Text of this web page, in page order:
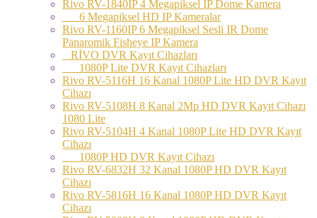
Rivo RV-1840IP 4 Megapiksel IP Dome Kamera
6 Megapiksel HD IP Kameralar
Rivo RV-1160IP 6 Megapiksel Sesli IR Dome
Panaromik Fisheye IP Kamera
RİVO DVR Kayıt Cihazları
1080P Lite DVR Kayıt Cihazları
Rivo RV-5116H 16 Kanal 1080P Lite HD DVR Kayıt
Cihazı
Rivo RV-5108H 8 Kanal 2Mp HD DVR Kayıt Cihazı
1080 Lite
Rivo RV-5104H 4 Kanal 1080P Lite HD DVR Kayıt
Cihazı
1080P HD DVR Kayıt Cihazı
Rivo RV-6832H 32 Kanal 1080P HD DVR Kayıt
Cihazı
Rivo RV-5816H 16 Kanal 1080P HD DVR Kayıt
Cihazı